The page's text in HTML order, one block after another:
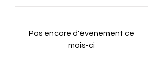
Pas encore d'événement ce
mois-ci